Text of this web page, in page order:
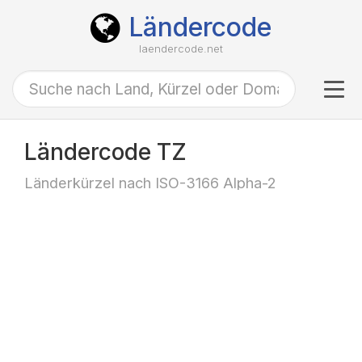
Ländercode
laendercode.net
Ländercode TZ
Länderkürzel nach ISO-3166 Alpha-2